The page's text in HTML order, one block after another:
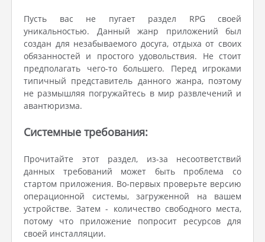
Пусть вас не пугает раздел RPG своей
уникальностью. Данный жанр приложений был
создан для незабываемого досуга, отдыха от своих
обязанностей и простого удовольствия. Не стоит
предполагать чего-то большего. Перед игроками
типичный представитель данного жанра, поэтому
не размышляя погружайтесь в мир развлечений и
авантюризма.
Системные требования:
Прочитайте этот раздел, из-за несоответствий
данных требований может быть проблема со
стартом приложения. Во-первых проверьте версию
операционной системы, загруженной на вашем
устройстве. Затем - количество свободного места,
потому что приложение попросит ресурсов для
своей инсталляции.